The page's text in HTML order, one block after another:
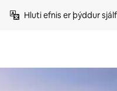
Hluti efnis er þýddur